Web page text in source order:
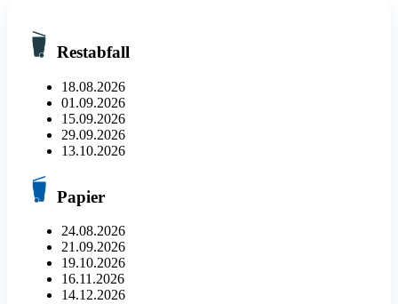
Restabfall
18.08.2026
01.09.2026
15.09.2026
29.09.2026
13.10.2026
Papier
24.08.2026
21.09.2026
19.10.2026
16.11.2026
14.12.2026